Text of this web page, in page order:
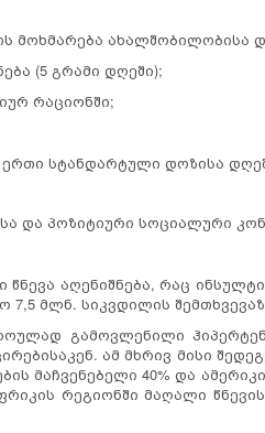
მოხმარება ახალშობილობისა
(5 გრამი დღეში);
რაციონში;
სტანდარტული დოზისა
და პოზიტიური სოციალური
აღენიშნება, რაც
7,5 მლნ. სიკვდილის
გამოვლენილი
ამ მხრივ მისი
40% და
რეგიონში მაღალი